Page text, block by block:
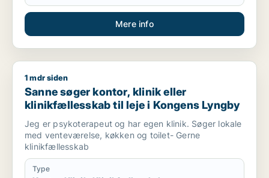
Mere info
Sanne søger kontor, klinik eller klinikfællesskab til leje i
1 mdr siden
Sanne søger kontor, klinik eller
klinikfællesskab til leje i Kongens Lyngby
Jeg er psykoterapeut og har egen klinik. Søger lokale
med venteværelse, køkken og toilet- Gerne
klinikfællesskab
Type